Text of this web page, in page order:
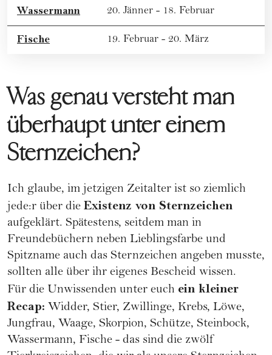
Wassermann 20. Jänner - 18. Februar
Fische 19. Februar - 20. März
Was genau versteht man
überhaupt unter einem
Sternzeichen?
Ich glaube, im jetzigen Zeitalter ist so ziemlich
jede:r über die Existenz von Sternzeichen
aufgeklärt. Spätestens, seitdem man in
Freundebüchern neben Lieblingsfarbe und
Spitzname auch das Sternzeichen angeben musste,
sollten alle über ihr eigenes Bescheid wissen.
Für die Unwissenden unter euch ein kleiner
Recap: Widder, Stier, Zwillinge, Krebs, Löwe,
Jungfrau, Waage, Skorpion, Schütze, Steinbock,
Wassermann, Fische - das sind die zwölf